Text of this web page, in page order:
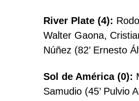
River Plate (4):
Walter Gaona,
Núñez (82’ Ernesto
Sol de América (0):
Samudio (45’ Pulvio